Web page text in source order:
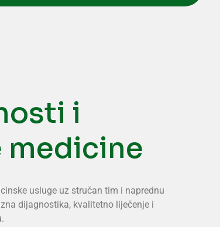
i
medicine
usluge uz stručan tim i naprednu
dijagnostika, kvalitetno liječenje i